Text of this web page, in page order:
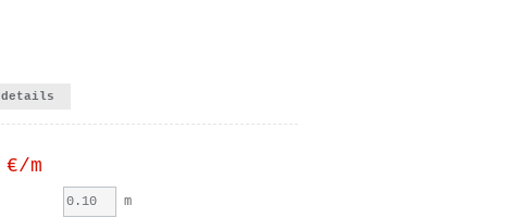
details
m
m